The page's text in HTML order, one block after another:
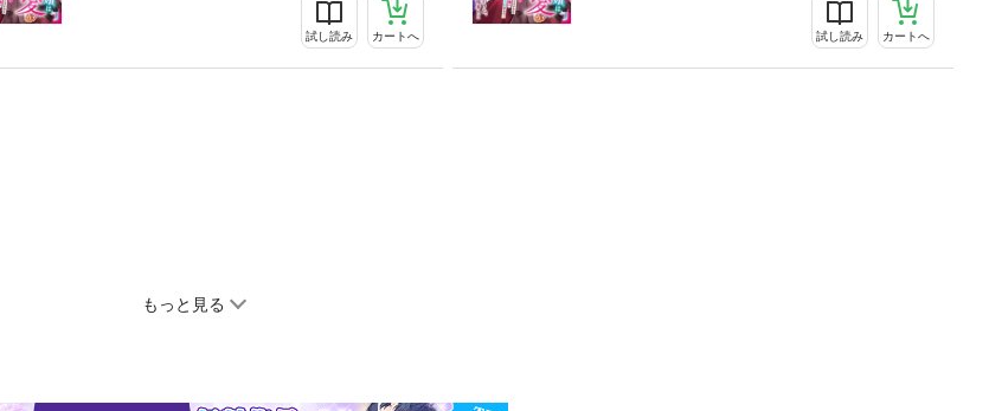
試し読み カートへ 試し読み カートへ
もっと見る